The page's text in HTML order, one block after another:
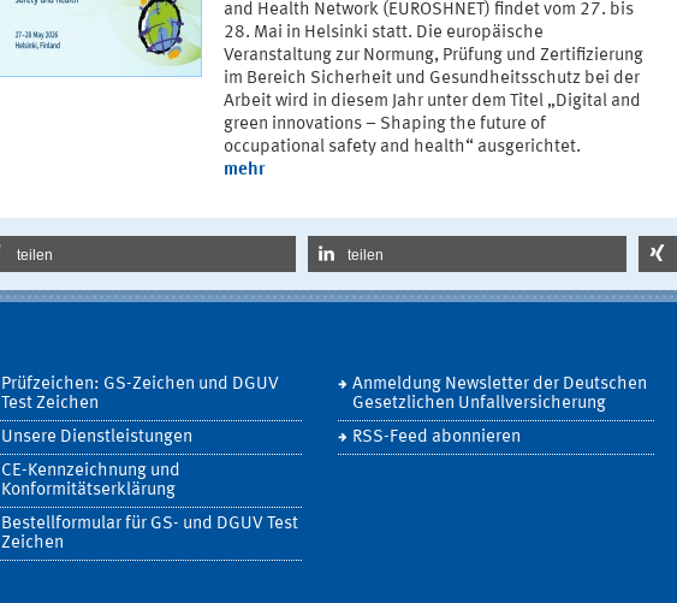
and Health Network (EUROSHNET) findet vom 27. bis
28. Mai in Helsinki statt. Die europäische
Veranstaltung zur Normung, Prüfung und Zertifizierung
im Bereich Sicherheit und Gesundheitsschutz bei der
Arbeit wird in diesem Jahr unter dem Titel „Digital and
green innovations – Shaping the future of
occupational safety and health“ ausgerichtet.
mehr
teilen teilen
Prüfzeichen: GS-Zeichen und DGUV
Test Zeichen
Unsere Dienstleistungen
CE-Kennzeichnung und
Konformitätserklärung
Bestellformular für GS- und DGUV Test
Zeichen
Anmeldung Newsletter der Deutschen
Gesetzlichen Unfallversicherung
RSS-Feed abonnieren